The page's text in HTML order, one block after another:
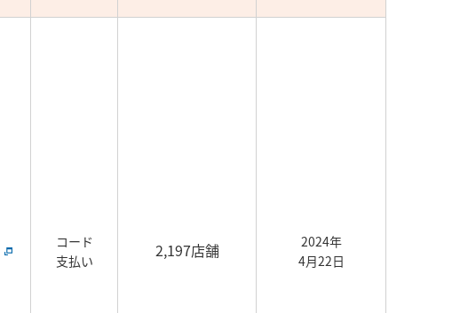
コード
支払い
2,197店舗
2024年
4月22日